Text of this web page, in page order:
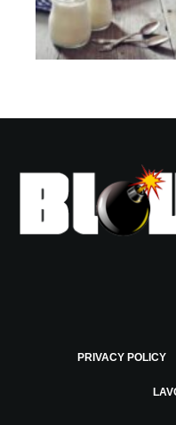
PRIVACY POLICY